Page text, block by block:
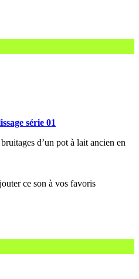
série 01
d’un pot à lait ancien en